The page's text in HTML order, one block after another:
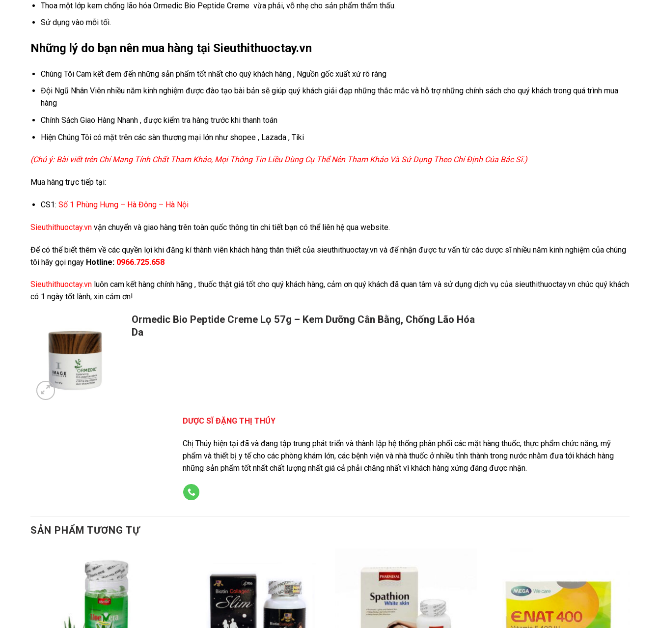
Thoa một lớp kem chống lão hóa Ormedic Bio Peptide Creme vừa phải, vỗ nhẹ cho sản phẩm thẩm thấu.
Sử dụng vào mỗi tối.
Những lý do bạn nên mua hàng tại Sieuthithuoctay.vn
Chúng Tôi Cam kết đem đến những sản phẩm tốt nhất cho quý khách hàng , Nguồn gốc xuất xứ rõ ràng
Đội Ngũ Nhân Viên nhiều năm kinh nghiệm được đào tạo bài bản sẽ giúp quý khách giải đạp những thắc mắc và hỗ trợ những chính sách cho quý khách trong quá trình mua
hàng
Chính Sách Giao Hàng Nhanh , được kiểm tra hàng trước khi thanh toán
Hiện Chúng Tôi có mặt trên các sàn thương mại lớn như shopee , Lazada , Tiki
(Chú ý: Bài viết trên Chỉ Mang Tính Chất Tham Khảo, Mọi Thông Tin Liều Dùng Cụ Thể Nên Tham Khảo Và Sử Dụng Theo Chỉ Định Của Bác Sĩ.)
Mua hàng trực tiếp tại:
CS1: Số 1 Phùng Hưng – Hà Đông – Hà Nội
Sieuthithuoctay.vn vận chuyển và giao hàng trên toàn quốc thông tin chi tiết bạn có thể liên hệ qua website.
Để có thể biết thêm về các quyền lợi khi đăng kí thành viên khách hàng thân thiết của sieuthithuoctay.vn và để nhận được tư vấn từ các dược sĩ nhiều năm kinh nghiệm của chúng
tôi hãy gọi ngay Hotline: 0966.725.658
Sieuthithuoctay.vn luôn cam kết hàng chính hãng , thuốc thật giá tốt cho quý khách hàng, cảm ơn quý khách đã quan tâm và sử dụng dịch vụ của sieuthithuoctay.vn chúc quý khách
có 1 ngày tốt lành, xin cảm ơn!
Ormedic Bio Peptide Creme Lọ 57g – Kem Dưỡng Cân Bằng, Chống Lão Hóa
Da
DƯỢC SĨ ĐẶNG THỊ THÚY
Chị Thúy hiện tại đã và đang tập trung phát triển và thành lập hệ thống phân phối các mặt hàng thuốc, thực phẩm chức năng, mỹ
phẩm và thiết bị y tế cho các phòng khám lớn, các bệnh viện và nhà thuốc ở nhiều tỉnh thành trong nước nhằm đưa tới khách hàng
những sản phẩm tốt nhất chất lượng nhất giá cả phải chăng nhất vì khách hàng xứng đáng được nhận.
SẢN PHẨM TƯƠNG TỰ